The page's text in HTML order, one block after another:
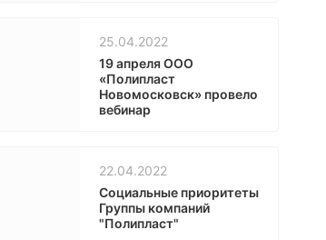
25.04.2022
19 апреля ООО
«Полипласт
Новомосковск» провело
вебинар
22.04.2022
Социальные приоритеты
Группы компаний
"Полипласт"